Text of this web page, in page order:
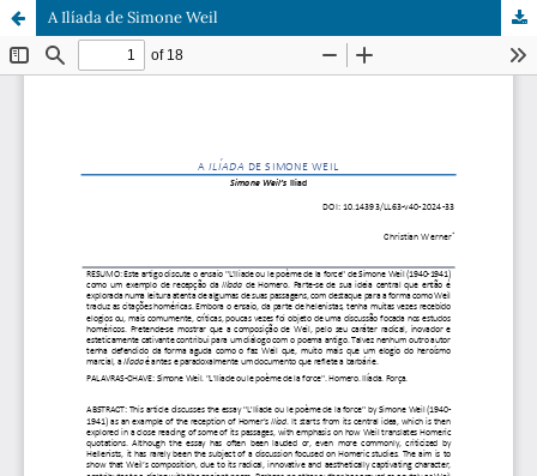
A Ilíada de Simone Weil